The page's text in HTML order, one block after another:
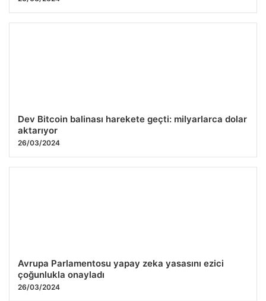
Dev Bitcoin balinası harekete geçti: milyarlarca dolar
aktarıyor
26/03/2024
Avrupa Parlamentosu yapay zeka yasasını ezici
çoğunlukla onayladı
26/03/2024